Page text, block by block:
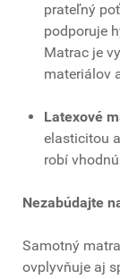
prateľný
podporuje
Matrac je
materiálov
Latexové
elasticitou
robí
Nezabúdajte
Samotný
ovplyvňuje aj